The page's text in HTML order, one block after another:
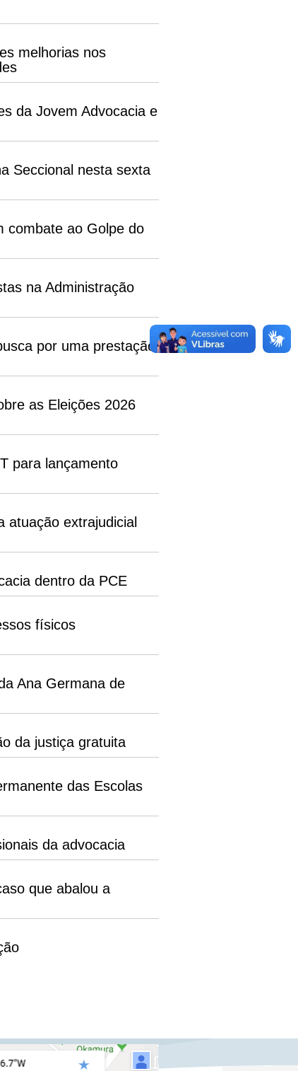
melhorias nos
da Jovem Advocacia e
Seccional nesta sexta
combate ao Golpe do
na Administração
por uma prestação
as Eleições 2026
para lançamento
atuação extrajudicial
dentro da PCE
físicos
Ana Germana de
da justiça gratuita
das Escolas
da advocacia
que abalou a